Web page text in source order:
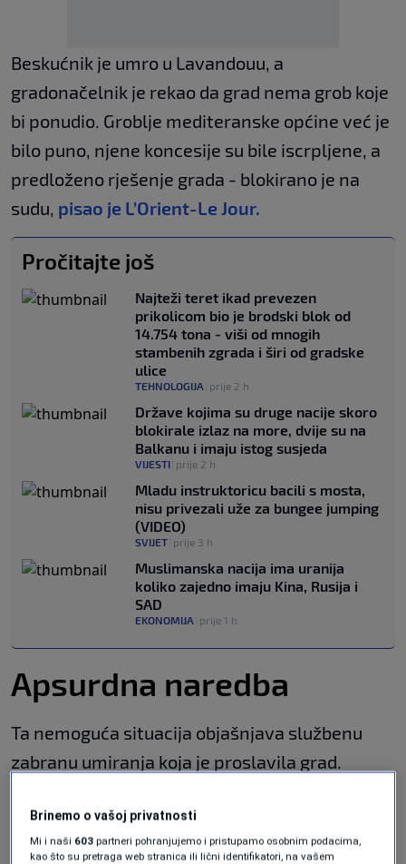
Beskućnik je umro u Lavandouu, a
gradonačelnik je rekao da grad nema grob koje
bi ponudio. Groblje mediteranske općine već je
bilo puno, njene koncesije su bile iscrpljene, a
predloženo rješenje grada - blokirano je na
sudu, pisao je L’Orient-Le Jour.
Pročitajte još
Najteži teret ikad prevezen
prikolicom bio je brodski blok od
14.754 tona - viši od mnogih
stambenih zgrada i širi od gradske
ulice
TEHNOLOGIJA prije 2 h
Države kojima su druge nacije skoro
blokirale izlaz na more, dvije su na
Balkanu i imaju istog susjeda
VIJESTI prije 2 h
Mladu instruktoricu bacili s mosta,
nisu privezali uže za bungee jumping
(VIDEO)
SVIJET prije 3 h
Muslimanska nacija ima uranija
koliko zajedno imaju Kina, Rusija i
SAD
EKONOMIJA prije 1 h
Apsurdna naredba
Ta nemoguća situacija objašnjava službenu
zabranu umiranja koja je proslavila grad.
smrti. Bio je to javni protest tadašnjeg
gradonačelnika Gila Bernardija, koji je tvrdio da
Brinemo o vašoj privatnosti
Mi i naši 603 partneri pohranjujemo i pristupamo osobnim podacima,
kao što su pretraga web stranica ili lični identifikatori, na vašem